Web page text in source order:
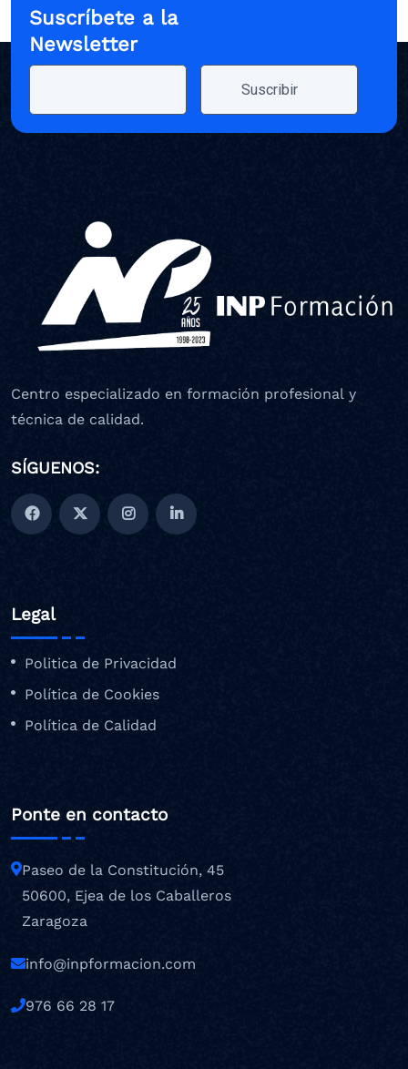
Suscríbete a la
Newsletter
Centro especializado en formación profesional y
técnica de calidad.
SÍGUENOS:
Legal
Politica de Privacidad
Política de Cookies
Política de Calidad
Ponte en contacto
Paseo de la Constitución, 45
50600, Ejea de los Caballeros
Zaragoza
info@inpformacion.com
976 66 28 17